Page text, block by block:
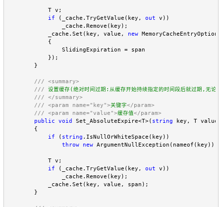
            T v;
if (_cache.TryGetValue(key, out v))
                _cache.Remove(key);
            _cache.Set(key, value,
new
            {
                SlidingExpiration = span
            });
        }
///
<summary>
/// 设置缓存(绝对时间过期:从缓存开始持续指定的时间段后就过期,无论
///
</summary>
///
<param name="key">关键字</param>
///
<param name="value">缓存值</param>
public
void Set_AbsoluteExpire<T>( string key, T value,
        {
if ( string .IsNullOrWhiteSpace(key))
throw
new ArgumentNullException(nameof(key));
            T v;
if (_cache.TryGetValue(key, out v))
                _cache.Remove(key);
            _cache.Set(key, value, span);
        }